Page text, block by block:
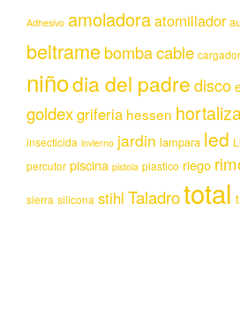
Adhesivo amoladoraatornillador
beltramebombacable cargador
niñodia del padredisco
goldexgriferia hessen
insecticida invierno jardin lampara led
percutor piscina pistola plastico riego
sierra silicona stihl Taladrototal